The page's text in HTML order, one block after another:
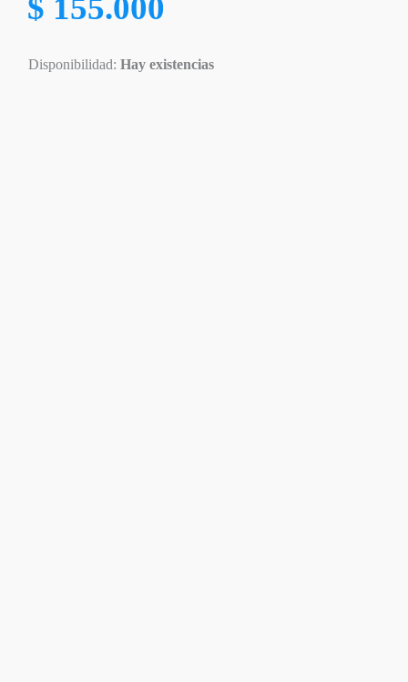
$ 155.000
Disponibilidad: Hay existencias